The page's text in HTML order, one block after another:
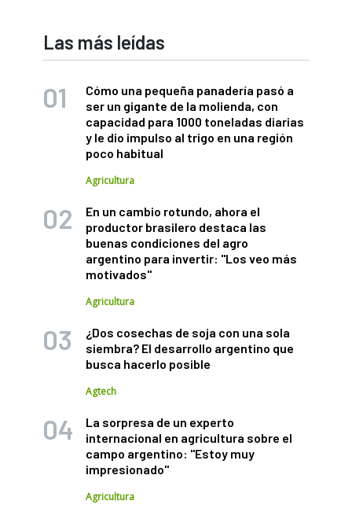
Las más leídas
Cómo una pequeña panadería pasó a
ser un gigante de la molienda, con
capacidad para 1000 toneladas diarias
y le dio impulso al trigo en una región
poco habitual
Agricultura
En un cambio rotundo, ahora el
productor brasilero destaca las
buenas condiciones del agro
argentino para invertir: "Los veo más
motivados"
Agricultura
¿Dos cosechas de soja con una sola
siembra? El desarrollo argentino que
busca hacerlo posible
Agtech
La sorpresa de un experto
internacional en agricultura sobre el
campo argentino: "Estoy muy
impresionado"
Agricultura